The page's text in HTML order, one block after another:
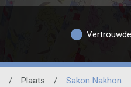
/ Plaats / Sakon Nakhon